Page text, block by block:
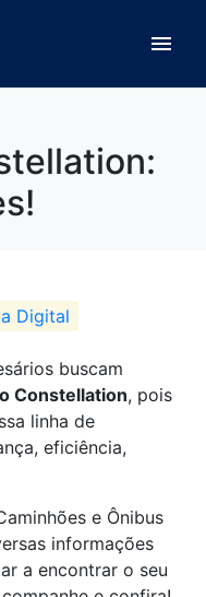
menu
Digital
buscam
Constellation, pois
linha de
eficiência,
e Ônibus
informações
a encontrar o seu